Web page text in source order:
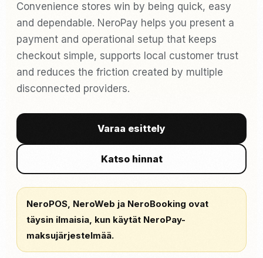
Convenience stores win by being quick, easy
and dependable. NeroPay helps you present a
payment and operational setup that keeps
checkout simple, supports local customer trust
and reduces the friction created by multiple
disconnected providers.
Varaa esittely
Katso hinnat
NeroPOS, NeroWeb ja NeroBooking ovat
täysin ilmaisia, kun käytät NeroPay-
maksujärjestelmää.